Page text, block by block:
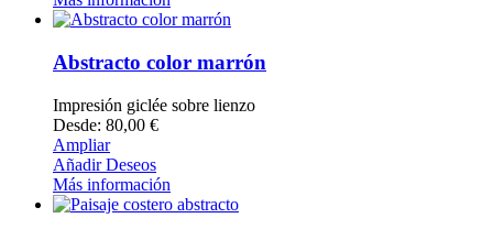
Abstracto color marrón
Impresión giclée sobre lienzo
Desde: 80,00 €
Ampliar
Añadir Deseos
Más información